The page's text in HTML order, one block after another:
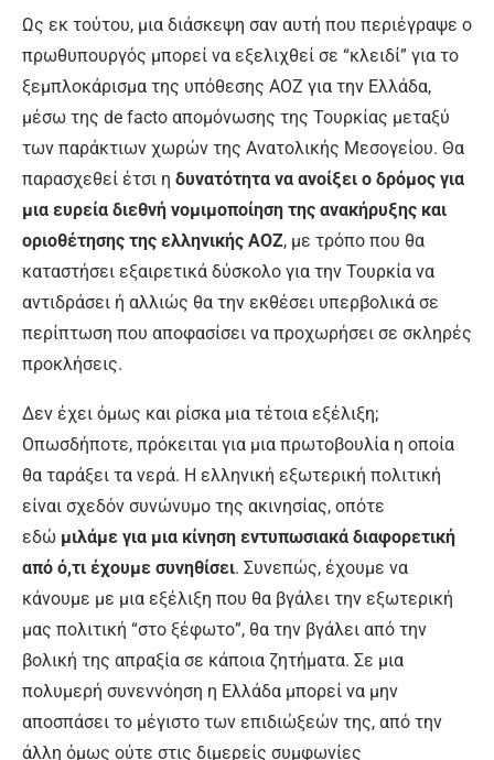
Ως εκ τούτου, μια διάσκεψη σαν αυτή που περιέγραψε ο
πρωθυπουργός μπορεί να εξελιχθεί σε “κλειδί” για το
ξεμπλοκάρισμα της υπόθεσης ΑΟΖ για την Ελλάδα,
μέσω της de facto απομόνωσης της Τουρκίας μεταξύ
των παράκτιων χωρών της Ανατολικής Μεσογείου. Θα
παρασχεθεί έτσι η δυνατότητα να ανοίξει ο δρόμος για
μια ευρεία διεθνή νομιμοποίηση της ανακήρυξης και
οριοθέτησης της ελληνικής ΑΟΖ, με τρόπο που θα
καταστήσει εξαιρετικά δύσκολο για την Τουρκία να
αντιδράσει ή αλλιώς θα την εκθέσει υπερβολικά σε
περίπτωση που αποφασίσει να προχωρήσει σε σκληρές
προκλήσεις.
Δεν έχει όμως και ρίσκα μια τέτοια εξέλιξη;
Οπωσδήποτε, πρόκειται για μια πρωτοβουλία η οποία
θα ταράξει τα νερά. Η ελληνική εξωτερική πολιτική
είναι σχεδόν συνώνυμο της ακινησίας, οπότε
εδώ μιλάμε για μια κίνηση εντυπωσιακά διαφορετική
από ό,τι έχουμε συνηθίσει. Συνεπώς, έχουμε να
κάνουμε με μια εξέλιξη που θα βγάλει την εξωτερική
μας πολιτική “στο ξέφωτο”, θα την βγάλει από την
βολική της απραξία σε κάποια ζητήματα. Σε μια
πολυμερή συνεννόηση η Ελλάδα μπορεί να μην
αποσπάσει το μέγιστο των επιδιώξεών της, από την
άλλη όμως ούτε στις διμερείς συμφωνίες